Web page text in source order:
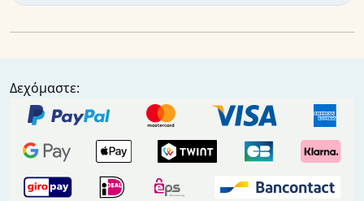
Δεχόμαστε: